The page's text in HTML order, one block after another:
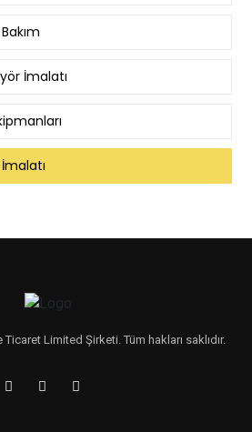
İmalatı
Limited Şirketi. Tüm hakları saklıdır.